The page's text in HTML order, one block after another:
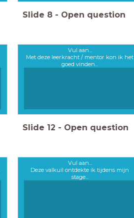
Slide 8 - Open question
Vul aan...
Met deze leerkracht / mentor kon ik het
goed vinden...
Slide 12 - Open question
Vul aan...
Deze valkuil ontdekte ik tijdens mijn
stage...